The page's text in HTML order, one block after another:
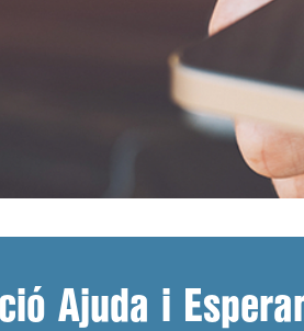
Ajuda i